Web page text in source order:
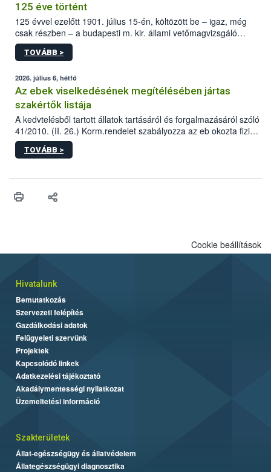
125 éve történt
125 évvel ezelőtt 1901. július 15-én, költözött be – igaz, még
csak részben – a budapesti m. kir. állami vetőmagvizsgáló
állomás a Kis Rókus utca 15. szám alatti, Czigler Győző által
tervezett új épületébe.
TOVÁBB >
2026. július 6, hétfő
Az ebek viselkedésének megítélésében jártas
szakértők listája
A kedvtelésből tartott állatok tartásáról és forgalmazásáról szóló
41/2010. (II. 26.) Korm.rendelet szabályozza az eb okozta fizikai
sérülés, illetve ennek veszélye keletkezésekor felmerülő
hatósági feladatokat, valamint a veszélyes eb tartását és annak
vonni az ebek viselkedésének megítélésében jártas szakértőt.
TOVÁBB >
Cookie beállítások
Hivatalunk
Bemutatkozás
Szervezeti felépítés
Gazdálkodási adatok
Felügyeleti szervünk
Projektek
Kapcsolódó linkek
Adatkezelési tájékoztató
Akadálymentességi nyilatkozat
Üzemeltetési információ
Szakterületek
Állat-egészségügy és állatvédelem
Állategészségügyi diagnosztika